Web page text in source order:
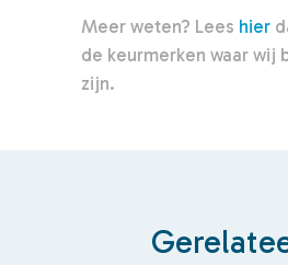
Meer weten? Lees hier
de keurmerken waar wij
zijn.